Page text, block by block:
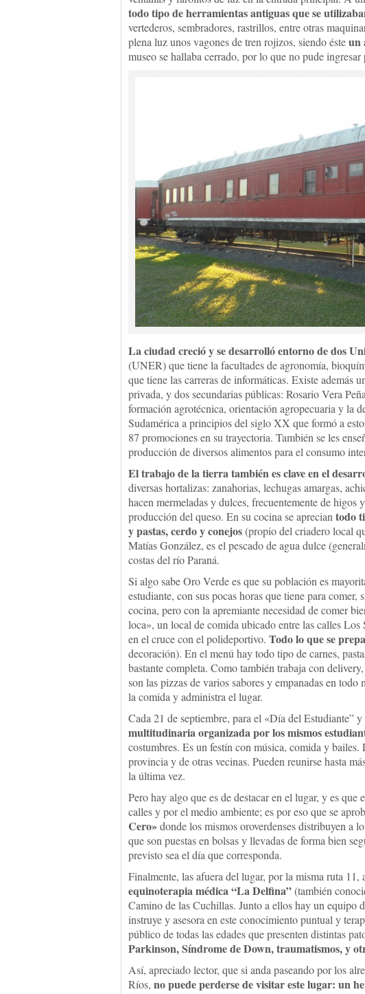
todo tipo de herramientas antiguas que se
vertederos, sembradores, rastrillos, entre otras
plena luz unos vagones de tren rojizos, siendo ésteun
museo se hallaba cerrado, por lo que no pude
La ciudad creció y se desarrolló entorno de dos
(UNER) que tiene la facultades de agronomía,
que tiene las carreras de informáticas. Existe además
privada, y dos secundarias públicas: Rosario Vera
formación agrotécnica, orientación agropecuaria y la
Sudamérica a principios del siglo XX que formó a
87 promociones en su trayectoria. También se les
producción de diversos alimentos para el consumo
El trabajo de la tierra también es clave en el
diversas hortalizas: zanahorias, lechugas amargas,
hacen mermeladas y dulces, frecuentemente de higos
producción del queso. En su cocina se aprecian todo
y pastas, cerdo y conejos(propio del criadero local
Matías González, es el pescado de agua dulce
costas del río Paraná.
Si algo sabe Oro Verde es que su población es
estudiante, con sus pocas horas que tiene para comer,
cocina, pero con la apremiante necesidad de comer
loca», un local de comida ubicado entre las calles
en el cruce con el polideportivo. Todo lo que se
decoración). En el menú hay todo tipo de carnes,
bastante completa. Como también trabaja con
son las pizzas de varios sabores y empanadas en
la comida y administra el lugar.
Cada 21 de septiembre, para el «Día del Estudiante”
multitudinaria organizada por los mismos
costumbres. Es un festín con música, comida y
provincia y de otras vecinas. Pueden reunirse hasta
la última vez.
Pero hay algo que es de destacar en el lugar, y es
calles y por el medio ambiente; es por eso que se
Cero»donde los mismos oroverdenses distribuyen a
que son puestas en bolsas y llevadas de forma bien
previsto sea el día que corresponda.
Finalmente, las afuera del lugar, por la misma ruta 11,
equinoterapia médica “La Delfina”(también
Camino de las Cuchillas. Junto a ellos hay un equipo
instruye y asesora en este conocimiento puntual y
público de todas las edades que presenten distintas
Parkinson, Síndrome de Down, traumatismos, y
Así, apreciado lector, que si anda paseando por los
Ríos, no puede perderse de visitar este lugar: un